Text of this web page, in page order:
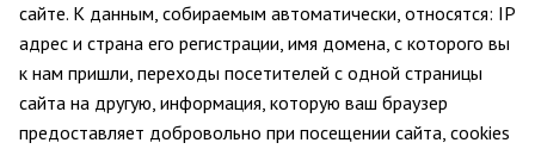
сайте. К данным, собираемым автоматически, относятся: IP
адрес и страна его регистрации, имя домена, с которого вы
к нам пришли, переходы посетителей с одной страницы
сайта на другую, информация, которую ваш браузер
предоставляет добровольно при посещении сайта, cookies